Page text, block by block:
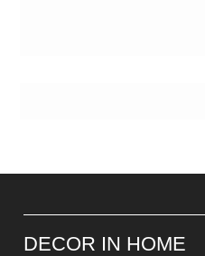
DECOR IN HOME